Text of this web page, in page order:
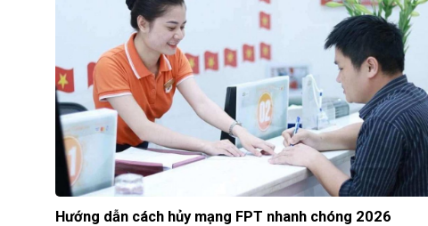
Hướng dẫn cách hủy mạng FPT nhanh chóng 2026